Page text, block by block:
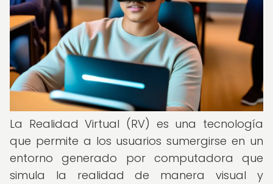
La Realidad Virtual (RV) es una tecnología
que permite a los usuarios sumergirse en un
entorno generado por computadora que
simula la realidad de manera visual y